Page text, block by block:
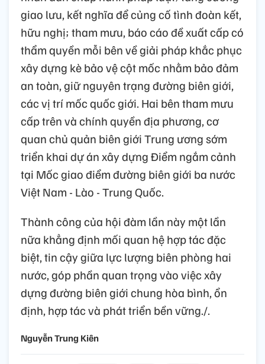
giao lưu, kết nghĩa để củng cố tình đoàn kết,
hữu nghị; tham mưu, báo cáo đề xuất cấp có
thẩm quyền mỗi bên về giải pháp khắc phục
xây dựng kè bảo vệ cột mốc nhằm bảo đảm
an toàn, giữ nguyên trạng đường biên giới,
các vị trí mốc quốc giới. Hai bên tham mưu
cấp trên và chính quyền địa phương, cơ
quan chủ quản biên giới Trung ương sớm
triển khai dự án xây dựng Điểm ngắm cảnh
tại Mốc giao điểm đường biên giới ba nước
Việt Nam - Lào - Trung Quốc.
Thành công của hội đàm lần này một lần
nữa khẳng định mối quan hệ hợp tác đặc
biệt, tin cậy giữa lực lượng biên phòng hai
nước, góp phần quan trọng vào việc xây
dựng đường biên giới chung hòa bình, ổn
định, hợp tác và phát triển bền vững./.
Nguyễn Trung Kiên